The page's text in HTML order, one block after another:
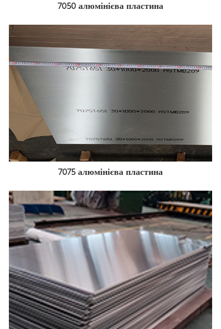
7050 алюмінієва пластина
7075 алюмінієва пластина